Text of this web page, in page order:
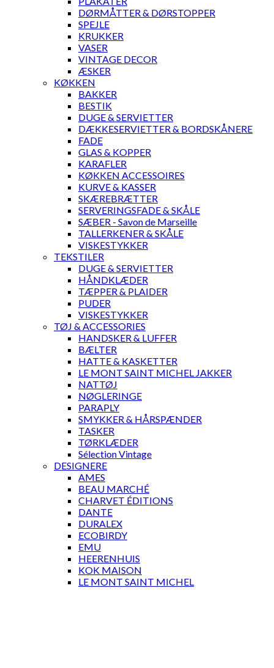
DØRMÅTTER & DØRSTOPPER
SPEJLE
KRUKKER
VASER
VINTAGE DECOR
ÆSKER
KØKKEN
BAKKER
BESTIK
DUGE & SERVIETTER
DÆKKESERVIETTER & BORDSKÅNERE
FADE
GLAS & KOPPER
KARAFLER
KØKKEN ACCESSOIRES
KURVE & KASSER
SKÆREBRÆTTER
SERVERINGSFADE & SKÅLE
SÆBER - Savon de Marseille
TALLERKENER & SKÅLE
VISKESTYKKER
TEKSTILER
DUGE & SERVIETTER
HÅNDKLÆDER
TÆPPER & PLAIDER
PUDER
VISKESTYKKER
TØJ & ACCESSORIES
HANDSKER & LUFFER
BÆLTER
HATTE & KASKETTER
LE MONT SAINT MICHEL JAKKER
NATTØJ
NØGLERINGE
PARAPLY
SMYKKER & HÅRSPÆNDER
TASKER
TØRKLÆDER
Sélection Vintage
DESIGNERE
AMES
BEAU MARCHÉ
CHARVET ÉDITIONS
DANTE
DURALEX
ECOBIRDY
EMU
HEERENHUIS
KOK MAISON
LE MONT SAINT MICHEL